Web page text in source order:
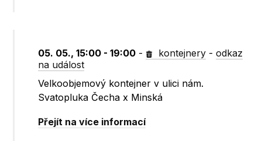
05. 05., 15:00 - 19:00 - kontejnery -odkaz
na událost
Velkoobjemový kontejner v ulici nám.
Svatopluka Čecha x Minská
Přejít na více informací